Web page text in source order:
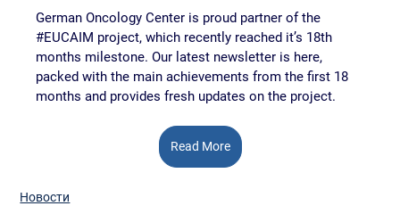
German Oncology Center is proud partner of the
#EUCAIM project, which recently reached it’s 18th
months milestone. Our latest newsletter is here,
packed with the main achievements from the first 18
months and provides fresh updates on the project.
Read More
Новости